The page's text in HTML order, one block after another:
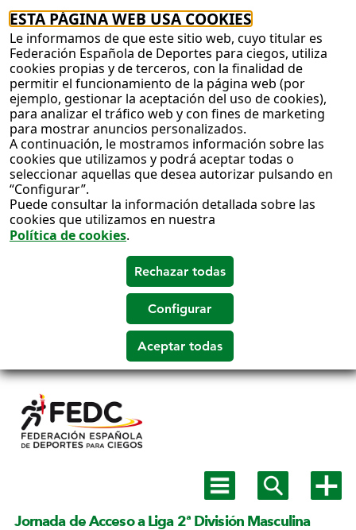
ESTA PÁGINA WEB USA COOKIES
Le informamos de que este sitio web, cuyo titular es
Federación Española de Deportes para ciegos, utiliza
cookies propias y de terceros, con la finalidad de
permitir el funcionamiento de la página web (por
ejemplo, gestionar la aceptación del uso de cookies),
para analizar el tráfico web y con fines de marketing
para mostrar anuncios personalizados.
A continuación, le mostramos información sobre las
cookies que utilizamos y podrá aceptar todas o
seleccionar aquellas que desea autorizar pulsando en
“Configurar”.
Puede consultar la información detallada sobre las
cookies que utilizamos en nuestra
Política de cookies.
Salto a
Mostrar
menú
principal
Mostrar
buscadormás
Jornada de Acceso a Liga 2ª División Masculina